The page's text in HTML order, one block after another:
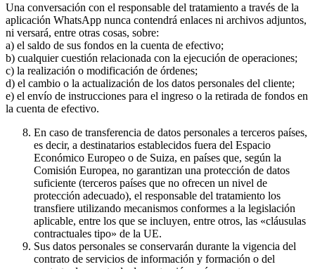
Una conversación con el responsable del tratamiento a través de la
aplicación WhatsApp nunca contendrá enlaces ni archivos adjuntos,
ni versará, entre otras cosas, sobre:
a) el saldo de sus fondos en la cuenta de efectivo;
b) cualquier cuestión relacionada con la ejecución de operaciones;
c) la realización o modificación de órdenes;
d) el cambio o la actualización de los datos personales del cliente;
e) el envío de instrucciones para el ingreso o la retirada de fondos en
la cuenta de efectivo.
En caso de transferencia de datos personales a terceros países,
es decir, a destinatarios establecidos fuera del Espacio
Económico Europeo o de Suiza, en países que, según la
Comisión Europea, no garantizan una protección de datos
suficiente (terceros países que no ofrecen un nivel de
protección adecuado), el responsable del tratamiento los
transfiere utilizando mecanismos conformes a la legislación
aplicable, entre los que se incluyen, entre otros, las «cláusulas
contractuales tipo» de la UE.
Sus datos personales se conservarán durante la vigencia del
contrato de servicios de información y formación o del